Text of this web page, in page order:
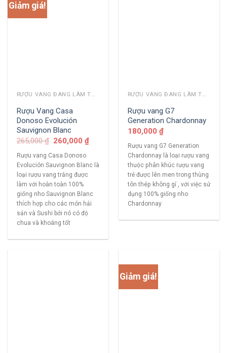
Giảm giá!
Rượu Vang Casa
Donoso Evolución
Sauvignon Blanc
265,000₫ 260,000₫
Rượu vang Casa Donoso
Evolución Sauvignon Blanc là
loại rượu vang trắng được
làm với hoàn toàn 100%
giống nho Sauvignon Blanc
thích hợp cho các món hải
sản và Sushi bởi nó có độ
chua và khoáng tốt
Rượu vang G7
Generation Chardonnay
180,000 ₫
Rượu vang G7 Generation
Chardonnay là loại rượu vang
thuộc phân khúc rượu vang
trẻ được lên men trong thùng
tôn thép không gỉ , với việc sử
dụng 100% giống nho
Chardonnay
Giảm giá!